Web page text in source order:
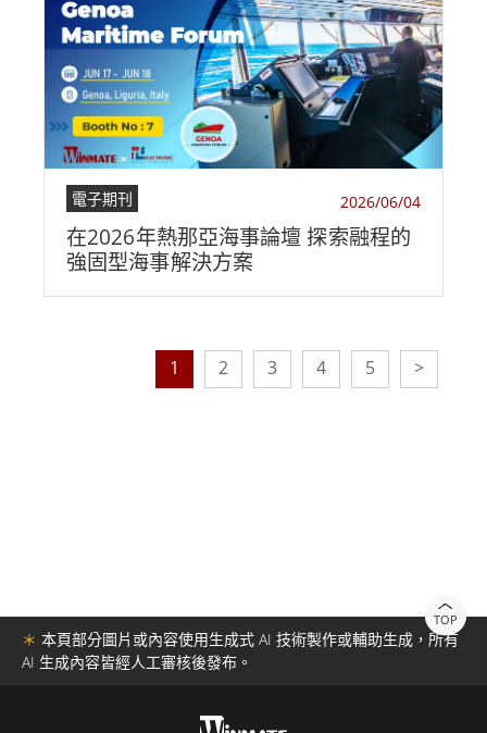
電子期刊 2026/06/04
在2026年熱那亞海事論壇 探索融程的
強固型海事解決方案
1 2 3 4 5 >
TOP
＊ 本頁部分圖片或內容使用生成式 AI 技術製作或輔助生成，所有
AI 生成內容皆經人工審核後發布。